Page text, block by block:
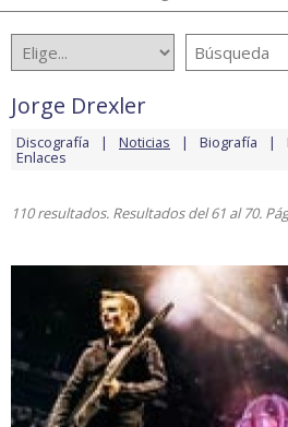
Jorge Drexler
Discografía Noticias Biografía
Enlaces
110 resultados. Resultados del 61 al 70.